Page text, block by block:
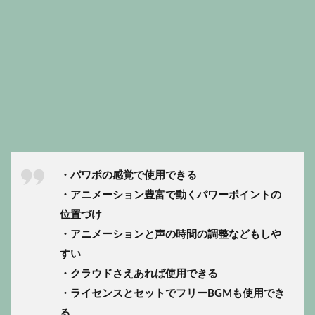
・パワポの感覚で使用できる
・アニメーション豊富で動くパワーポイントの
位置づけ
・アニメーションと声の時間の調整などもしや
すい
・クラウドさえあれば使用できる
・ライセンスとセットでフリーBGMも使用でき
る